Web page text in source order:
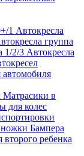
1 Автокресла
группа
1/2/3 Автокресла
автомобиля
Матрасики в
для колес
Бампера
ребенка